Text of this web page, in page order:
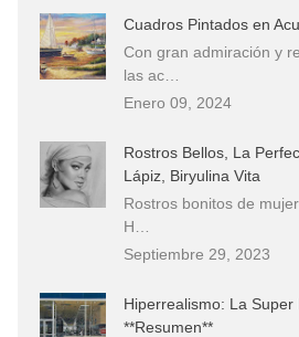
Cuadros Pintados en
Con gran admiración y
las ac…
Enero 09, 2024
Rostros Bellos, La
Lápiz, Biryulina Vita
Rostros bonitos de
H…
Septiembre 29, 2023
Hiperrealismo: La Super
**Resumen**